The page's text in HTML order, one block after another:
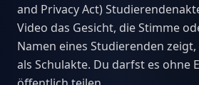
and Privacy Act)
Video das Gesicht, die Stimme
Namen eines Studierenden
als Schulakte. Du darfst es ohne